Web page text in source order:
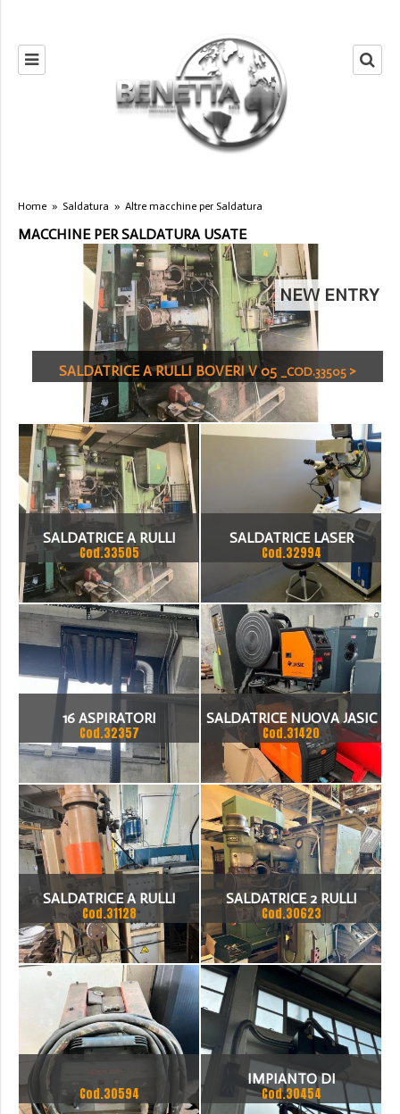
Home » Saldatura » Altre macchine per Saldatura
MACCHINE PER SALDATURA USATE
NEW ENTRY
SALDATRICE A RULLI BOVERI V 05 _COD.33505 >
SALDATRICE A RULLI
BOVERI V 05
Cod.33505
SALDATRICE LASER
TAUMAC TWA 300
SORGENTE A FIBRA
Cod.32994
16 ASPIRATORI
Cod.32357
SALDATRICE NUOVA JASIC
Cod.31420
SALDATRICE A RULLI
Cod.31128
SALDATRICE 2 RULLI
BOVERI
Cod.30623
Cod.30594
IMPIANTO DI
ASPIRAZIONE SEMINUOVO
Cod.30454